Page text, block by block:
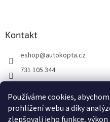
Používáme cookies,
prohlížení webu a díky
zlepšovali jeho funkce,
Kontakt
eshop@autokopta.cz
731 105 344
auto_kopta